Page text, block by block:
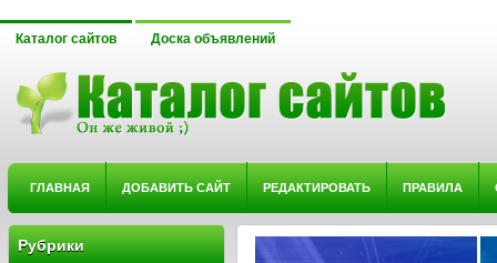
Каталог сайтов Доска объявлений
ГЛАВНАЯ ДОБАВИТЬ САЙТ РЕДАКТИРОВАТЬ ПРАВИЛА
Рубрики